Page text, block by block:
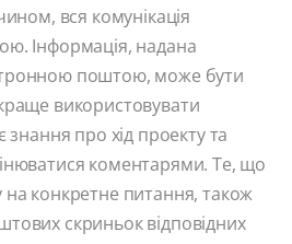
вся комунікація
Інформація, надана
поштою, може бути
використовувати
знання про хід проекту та
коментарями. Те, що
конкретне питання, також
скриньок відповідних